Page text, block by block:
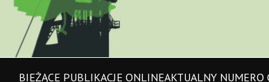
BIEŻĄCE PUBLIKACJE ONLINEAKTUALNY NUMERO